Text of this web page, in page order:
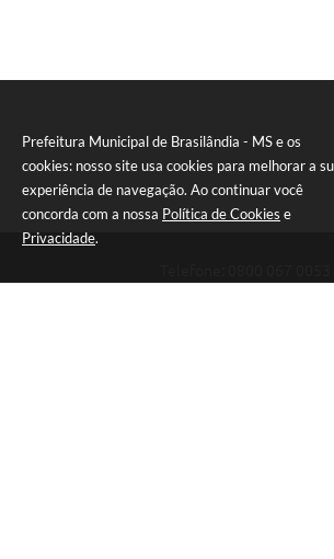
Prefeitura Municipal de Brasilândia - MS e os
cookies: nosso site usa cookies para melhorar a
experiência de navegação. Ao continuar você
concorda com a nossa Política de Cookies e
Privacidade.